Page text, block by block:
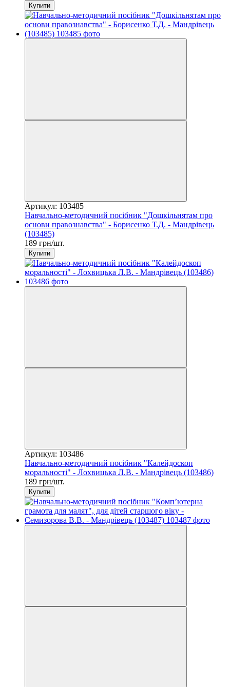
Купити
Артикул: 103485
Навчально-методичний посібник "Дошкільнятам про
основи правознавства" - Борисенко Т.Д. - Мандрівець
(103485)
189 грн/шт.
Купити
Артикул: 103486
Навчально-методичний посібник "Калейдоскоп
моральності" - Лохвицька Л.В. - Мандрівець (103486)
189 грн/шт.
Купити